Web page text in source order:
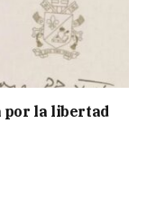
por la libertad